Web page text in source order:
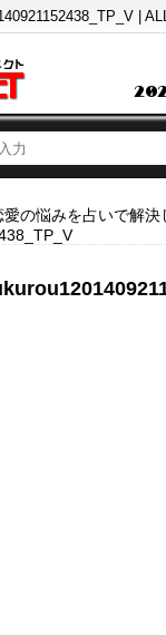
|
愛の悩みを占いで解決